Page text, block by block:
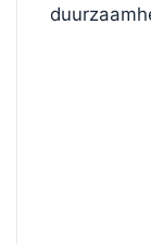
naar onze